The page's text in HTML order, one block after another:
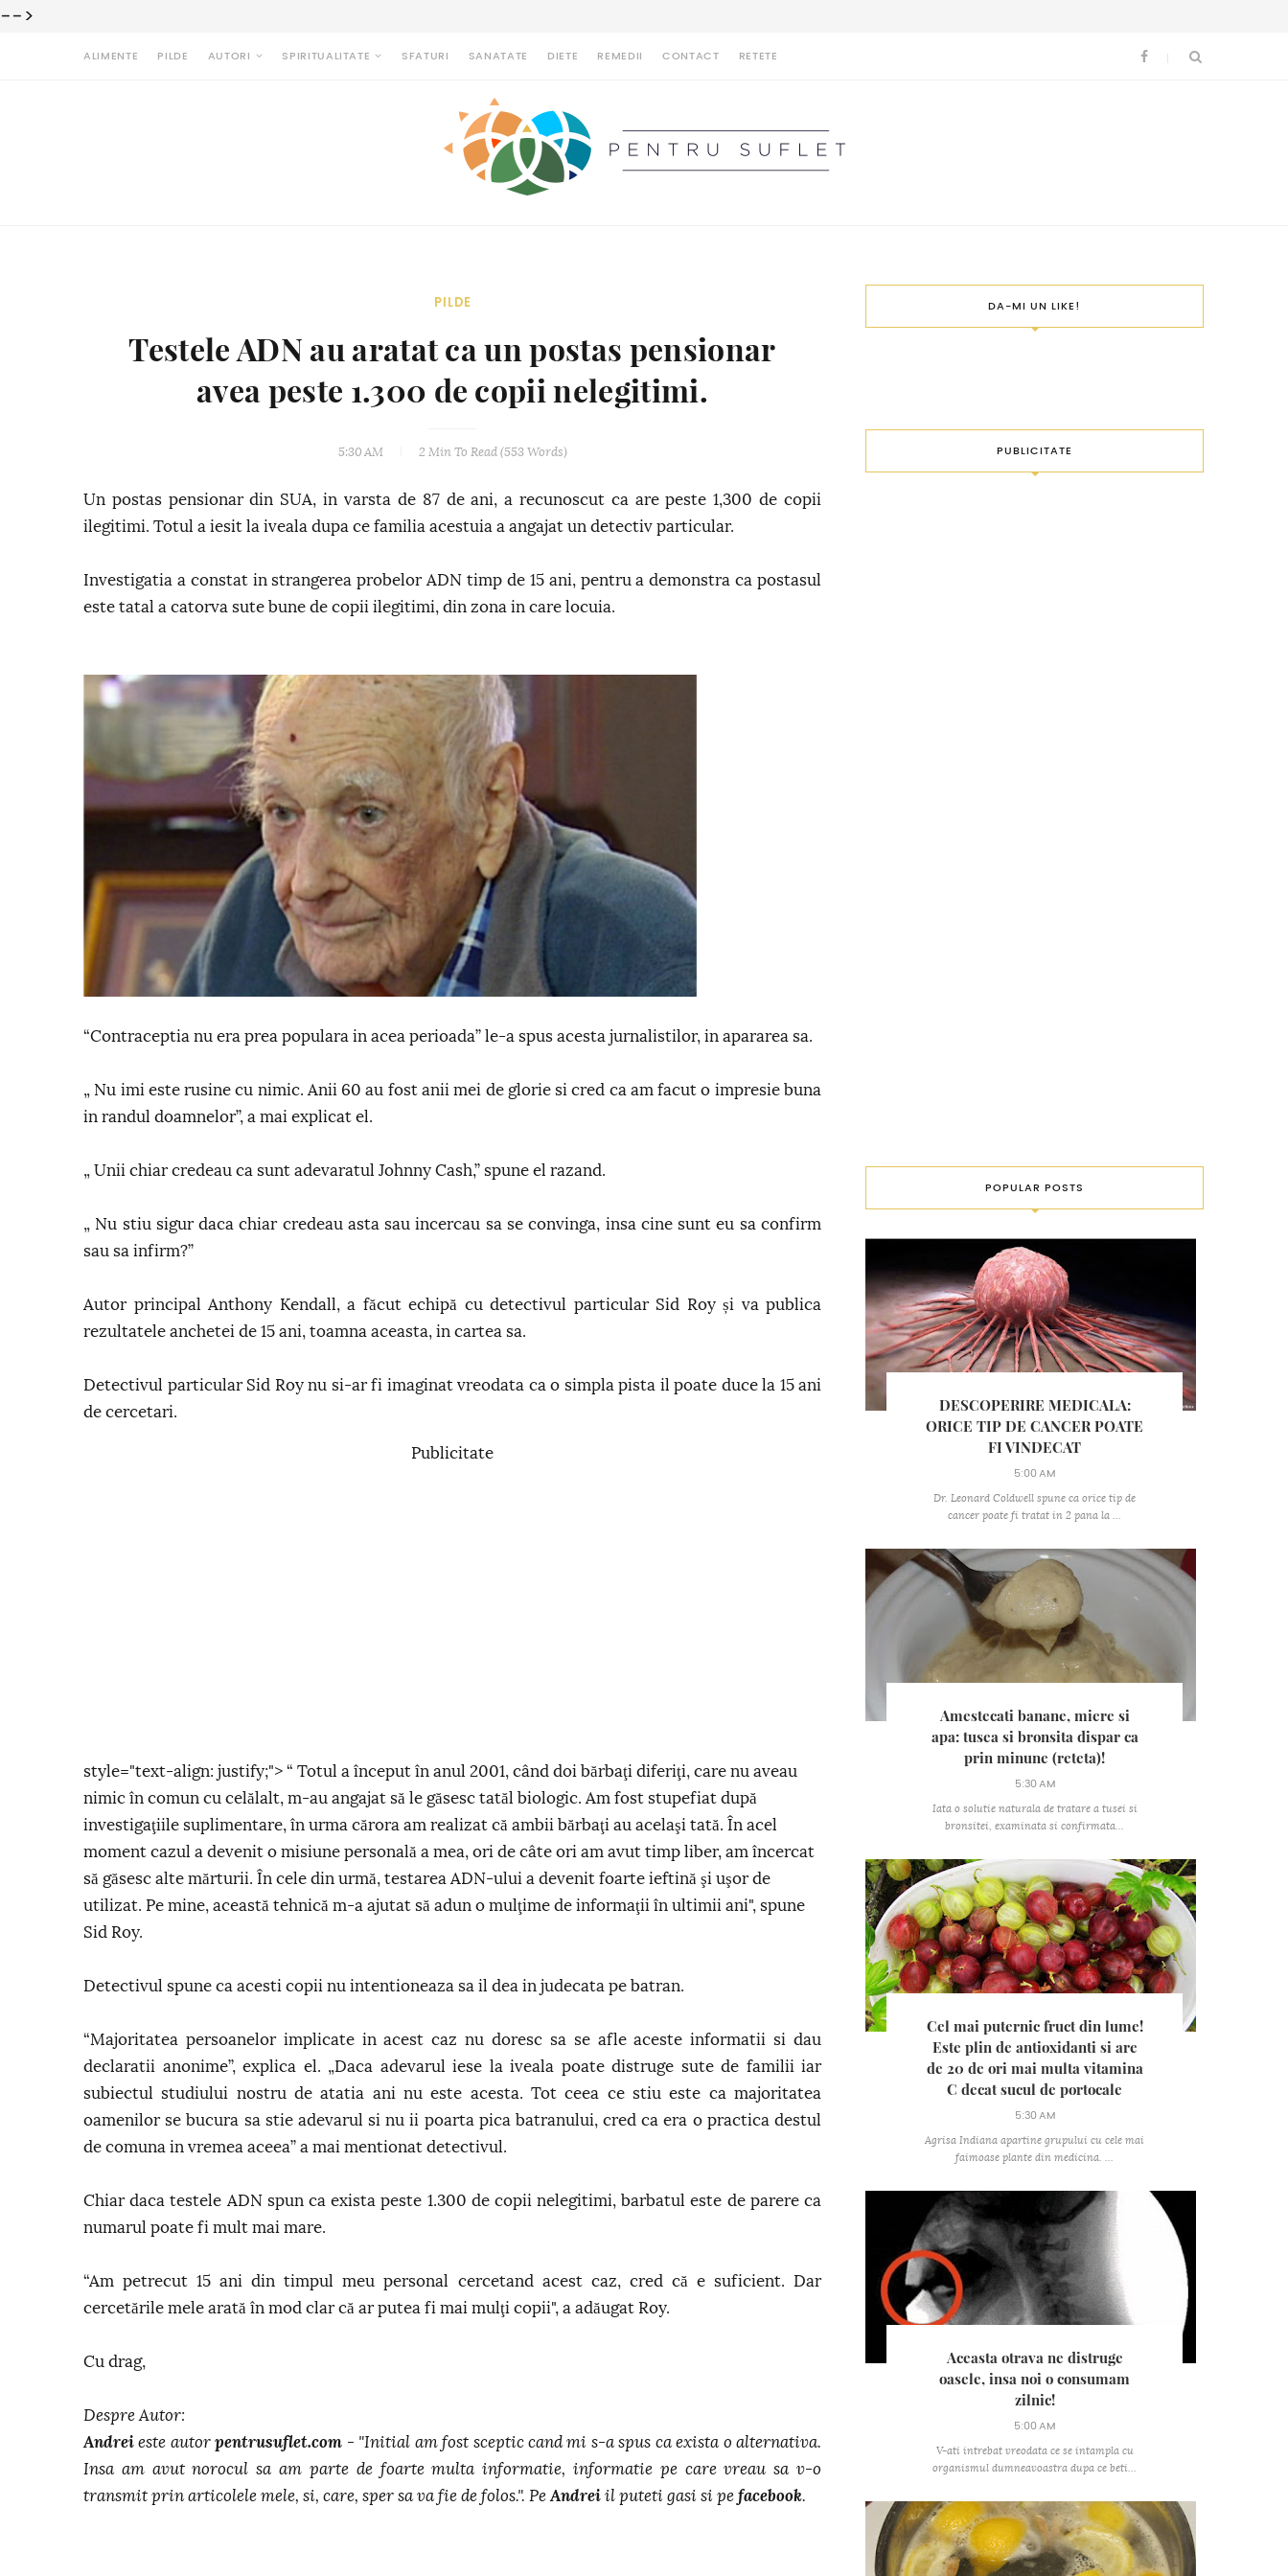
-->
ALIMENTE PILDE AUTORI SPIRITUALITATE SFATURI SANATATE DIETE REMEDII CONTACT RETETE
PILDE
Testele ADN au aratat ca un postas pensionar
avea peste 1.300 de copii nelegitimi.
5:30 AM 2 MinTo Read (553Words)
Un postas pensionar din SUA, in varsta de 87 de ani, a recunoscut ca are peste 1,300 de copii
ilegitimi. Totul a iesit la iveala dupa ce familia acestuia a angajat un detectiv particular.
Investigatia a constat in strangerea probelor ADN timp de 15 ani, pentru a demonstra ca postasul
este tatal a catorva sute bune de copii ilegitimi, din zona in care locuia.
“Contraceptia nu era prea populara in acea perioada” le-a spus acesta jurnalistilor, in apararea sa.
„ Nu imi este rusine cu nimic. Anii 60 au fost anii mei de glorie si cred ca am facut o impresie buna
in randul doamnelor”, a mai explicat el.
„ Unii chiar credeau ca sunt adevaratul Johnny Cash,” spune el razand.
„ Nu stiu sigur daca chiar credeau asta sau incercau sa se convinga, insa cine sunt eu sa confirm
sau sa infirm?”
Autor principal Anthony Kendall, a făcut echipă cu detectivul particular Sid Roy și va publica
rezultatele anchetei de 15 ani, toamna aceasta, in cartea sa.
Detectivul particular Sid Roy nu si-ar fi imaginat vreodata ca o simpla pista il poate duce la 15 ani
de cercetari.
Publicitate
style="text-align: justify;"> “ Totul a început în anul 2001, când doi bărbaţi diferiţi, care nu aveau
nimic în comun cu celălalt, m-au angajat să le găsesc tatăl biologic. Am fost stupefiat după
investigaţiile suplimentare, în urma cărora am realizat că ambii bărbaţi au acelaşi tată. În acel
moment cazul a devenit o misiune personală a mea, ori de câte ori am avut timp liber, am încercat
să găsesc alte mărturii. În cele din urmă, testarea ADN-ului a devenit foarte ieftină şi uşor de
utilizat. Pe mine, această tehnică m-a ajutat să adun o mulţime de informaţii în ultimii ani", spune
Sid Roy.
Detectivul spune ca acesti copii nu intentioneaza sa il dea in judecata pe batran.
“Majoritatea persoanelor implicate in acest caz nu doresc sa se afle aceste informatii si dau
declaratii anonime”, explica el. „Daca adevarul iese la iveala poate distruge sute de familii iar
subiectul studiului nostru de atatia ani nu este acesta. Tot ceea ce stiu este ca majoritatea
oamenilor se bucura sa stie adevarul si nu ii poarta pica batranului, cred ca era o practica destul
de comuna in vremea aceea” a mai mentionat detectivul.
Chiar daca testele ADN spun ca exista peste 1.300 de copii nelegitimi, barbatul este de parere ca
numarul poate fi mult mai mare.
“Am petrecut 15 ani din timpul meu personal cercetand acest caz, cred că e suficient. Dar
cercetările mele arată în mod clar că ar putea fi mai mulţi copii", a adăugat Roy.
Cu drag,
Despre Autor:
Andrei este autorpentrusuflet.com - "Initial am fost sceptic cand mi s-a spus ca exista o alternativa.
Insa am avut norocul sa am parte de foarte multa informatie, informatie pe care vreau sa v-o
transmit prin articolele mele, si, care, sper sa va fie de folos.". Pe Andrei il puteti gasi si pe facebook.
DA-MI UN LIKE!
PUBLICITATE
POPULAR POSTS
DESCOPERIRE MEDICALA:
ORICE TIP DE CANCER POATE
FI VINDECAT
5:00 AM
Dr. Leonard Coldwell spune ca orice tip de
cancer poate fi tratat in 2 pana la ...
Amestecati banane, miere si
apa: tusea si bronsita dispar ca
prin minune (reteta)!
5:30 AM
Iata o solutie naturala de tratare a tusei si
bronsitei, examinata si confirmata...
Cel mai puternic fruct din lume!
Este plin de antioxidanti si are
de 20 de ori mai multa vitamina
C decat sucul de portocale
5:30 AM
Agrisa Indiana apartine grupului cu cele mai
faimoase plante din medicina. ...
Aceasta otrava ne distruge
oasele, insa noi o consumam
zilnic!
5:00 AM
V-ati intrebat vreodata ce se intampla cu
organismul dumneavoastra dupa ce beti...